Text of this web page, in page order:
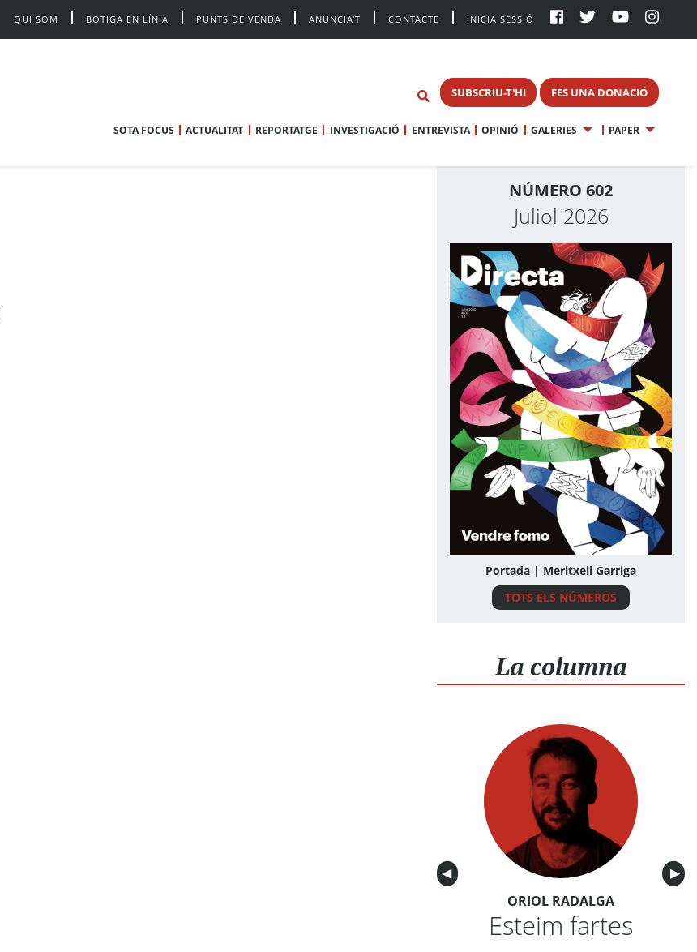
QUI SOM BOTIGA EN LÍNIA PUNTS DE VENDA ANUNCIA’T CONTACTE INICIA SESSIÓ
SUBSCRIU-T'HI FES UNA DONACIÓ
SOTA FOCUS ACTUALITAT REPORTATGE INVESTIGACIÓ ENTREVISTA OPINIÓ GALERIES PAPER
NÚMERO 602
Juliol 2026
Portada | Meritxell Garriga
TOTS ELS NÚMEROS
La columna
Anterior
◀︎ ▶︎
ORIOL RADALGA
Esteim fartes